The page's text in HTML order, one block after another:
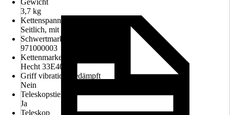
Gewicht
3,7 kg
Kettenspanner
Seitlich, mit Werkzeug
Schwertmarke
971000003
Kettenmarke
Hecht 33E40E
Griff vibrationsgedämpft
Nein
Teleskopstiel
Ja
Teleskop